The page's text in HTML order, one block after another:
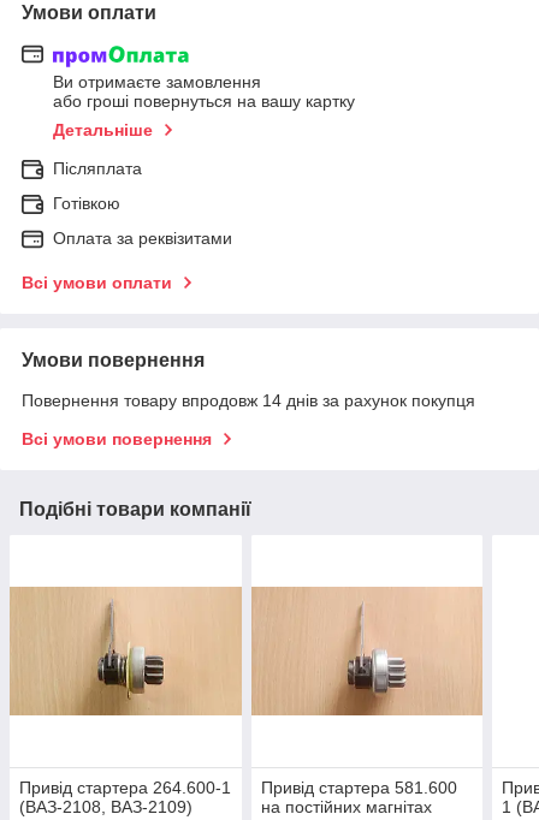
Умови оплати
Ви отримаєте замовлення
або гроші повернуться на вашу картку
Детальніше
Післяплата
Готівкою
Оплата за реквізитами
Всі умови оплати
Умови повернення
Повернення товару впродовж 14 днів за рахунок покупця
Всі умови повернення
Подібні товари компанії
Привід стартера 264.600-1
(ВАЗ-2108, ВАЗ-2109)
Привід стартера 581.600
на постійних магнітах
1